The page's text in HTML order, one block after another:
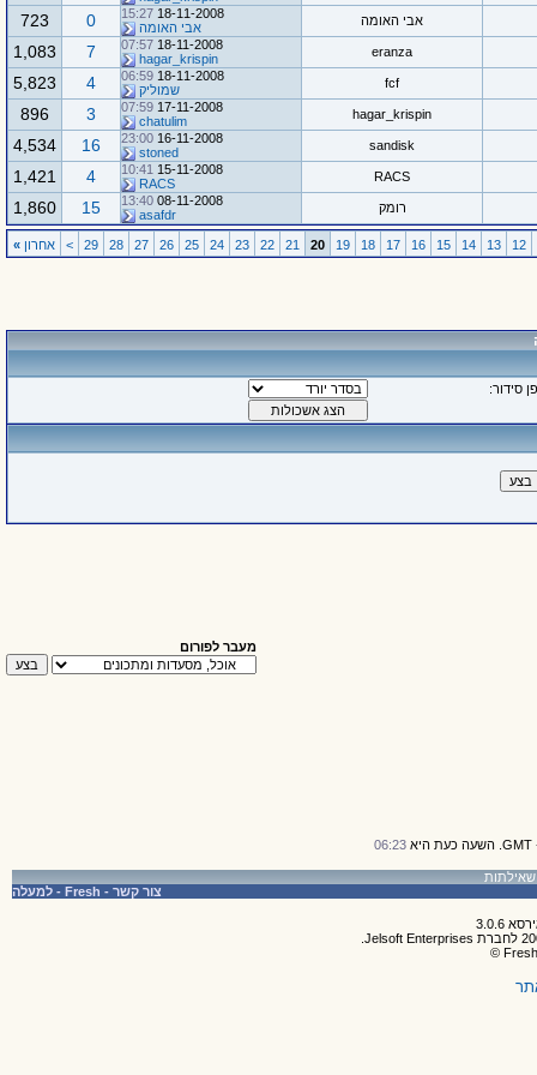
אבי האומה 18-11-2008
15:27
אבי האומה
0
723
eranza
18-11-2008
07:57
hagar_krispin
7
1,083
fcf
18-11-2008
06:59
שמוליק
4
5,823
hagar_krispin
17-11-2008
07:59
chatulim
3
896
sandisk
16-11-2008
23:00
stoned
16
4,534
RACS
15-11-2008
10:41
RACS
4
1,421
רומק 08-11-2008
13:40
asafdr
15
1,860
12
13
14
15
16
17
18
19
20
21
22
23
24
25
26
27
28
29
> אחרון »
סידור:
מעבר לפורום
06:23
צור קשר -
Fresh
- למעלה